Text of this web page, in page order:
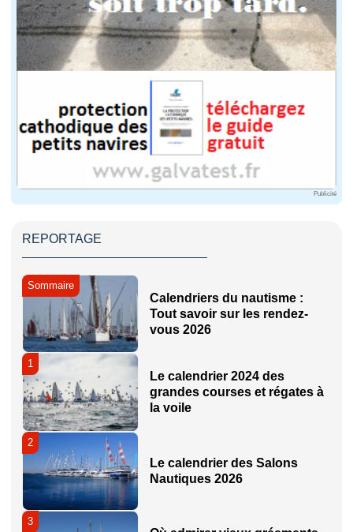
Du 30 mai au 2 juin 2025
Lieu : Cowes (UK)
Type : Régates
Au cœur de la Mecque du nautisme qui a vu les
Classic Channel Regatta (ATTENTION,
Du 8 au 16 juillet 2026
Ayant lieu tous les 2 ans, la Classic Channel
Noirmoutier Classic
août 2025
Lieu : Noirmoutier
Types : Régates
Organisée par différentes classes et associations
Brest Finistère Classic
Du 29 juillet au 3 août 2025
Publicité
REPORTAGE
Sommaire
Calendriers du nautisme :
Tout savoir sur les rendez-
vous 2026
1
Le calendrier 2024 des
grandes courses et régates à
la voile
2
Le calendrier des Salons
Nautiques 2026
3